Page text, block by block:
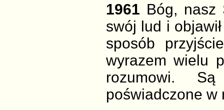
1961 Bóg, nasz
swój lud i
sposób
wyrazem wielu
rozumowi.
poświadczone w